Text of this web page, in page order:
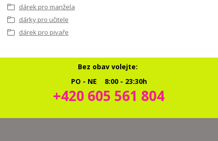
dárek pro manžela
dárky pro učitele
dárek pro pivaře
Bez obav volejte:
PO - NE 8:00 - 23:30h
+420 605 561 804